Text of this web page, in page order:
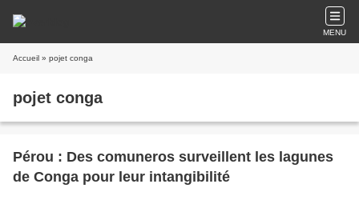
MENU
Accueil » pojet conga
pojet conga
Pérou : Des comuneros surveillent les lagunes
de Conga pour leur intangibilité